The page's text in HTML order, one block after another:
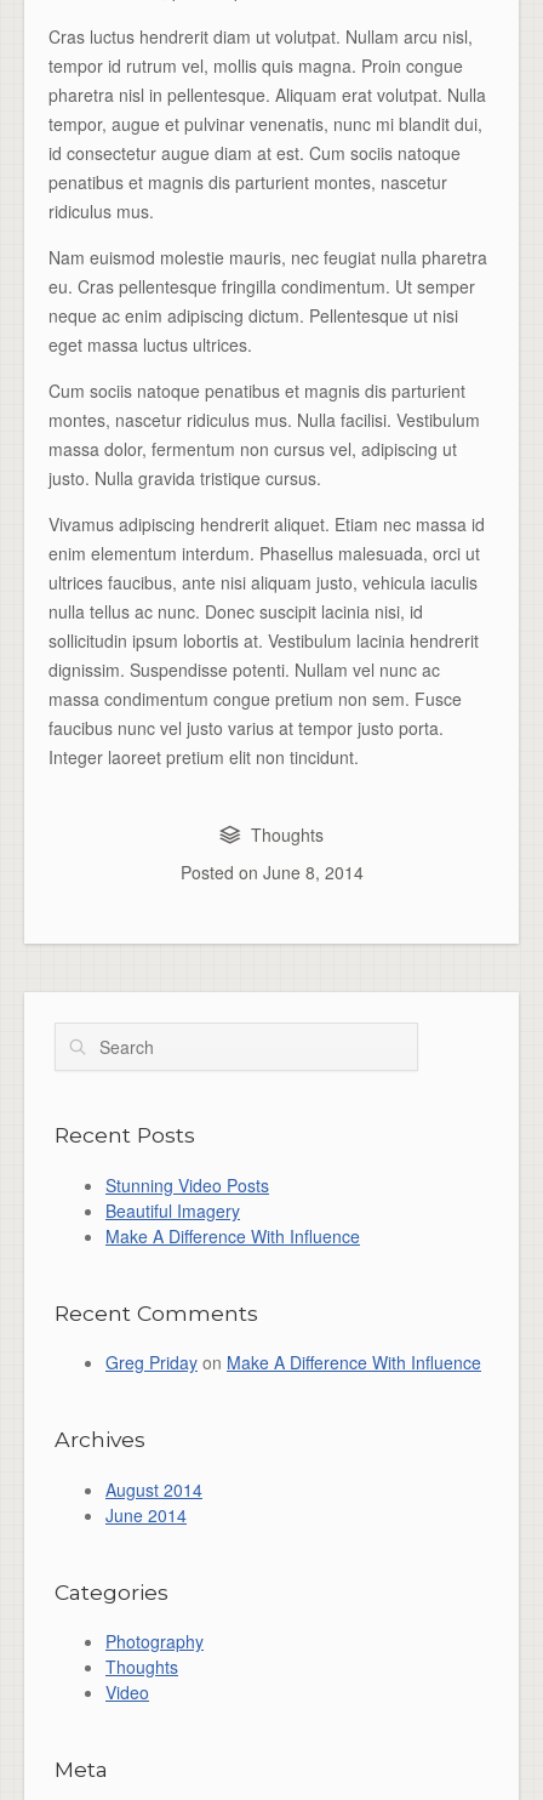
Cras luctus hendrerit diam ut volutpat. Nullam arcu nisl,
tempor id rutrum vel, mollis quis magna. Proin congue
pharetra nisl in pellentesque. Aliquam erat volutpat. Nulla
tempor, augue et pulvinar venenatis, nunc mi blandit dui,
id consectetur augue diam at est. Cum sociis natoque
penatibus et magnis dis parturient montes, nascetur
ridiculus mus.
Nam euismod molestie mauris, nec feugiat nulla pharetra
eu. Cras pellentesque fringilla condimentum. Ut semper
neque ac enim adipiscing dictum. Pellentesque ut nisi
eget massa luctus ultrices.
Cum sociis natoque penatibus et magnis dis parturient
montes, nascetur ridiculus mus. Nulla facilisi. Vestibulum
massa dolor, fermentum non cursus vel, adipiscing ut
justo. Nulla gravida tristique cursus.
Vivamus adipiscing hendrerit aliquet. Etiam nec massa id
enim elementum interdum. Phasellus malesuada, orci ut
ultrices faucibus, ante nisi aliquam justo, vehicula iaculis
nulla tellus ac nunc. Donec suscipit lacinia nisi, id
sollicitudin ipsum lobortis at. Vestibulum lacinia hendrerit
dignissim. Suspendisse potenti. Nullam vel nunc ac
massa condimentum congue pretium non sem. Fusce
faucibus nunc vel justo varius at tempor justo porta.
Integer laoreet pretium elit non tincidunt.
Thoughts
Posted on June 8, 2014
Search
Recent Posts
Stunning Video Posts
Beautiful Imagery
Make A Difference With Influence
Recent Comments
Greg Priday on Make A Difference With Influence
Archives
August 2014
June 2014
Categories
Photography
Thoughts
Video
Meta